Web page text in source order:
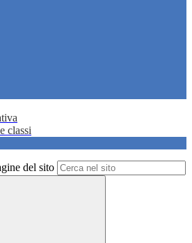
classi
del sito